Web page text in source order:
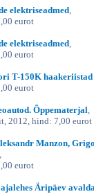
elektriseadmed
eurot
elektriseadmed
eurot
T-150K haakeriistad
eurot
Õppematerjal
2012, hind: 7,00 eurot
Manzon,
eurot
Äripäev